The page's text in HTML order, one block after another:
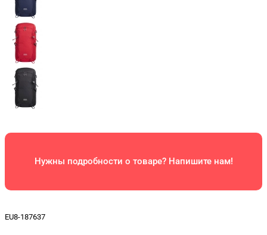
Нужны подробности о товаре? Напишите нам!
EU8-187637